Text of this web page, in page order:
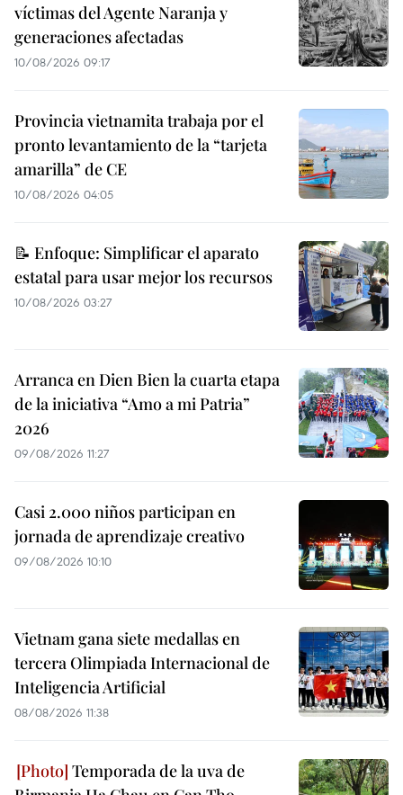
víctimas del Agente Naranja y
generaciones afectadas
10/08/2026 09:17
Provincia vietnamita trabaja por el
pronto levantamiento de la “tarjeta
amarilla” de CE
10/08/2026 04:05
📝 Enfoque: Simplificar el aparato
estatal para usar mejor los recursos
10/08/2026 03:27
Arranca en Dien Bien la cuarta etapa
de la iniciativa “Amo a mi Patria”
2026
09/08/2026 11:27
Casi 2.000 niños participan en
jornada de aprendizaje creativo
09/08/2026 10:10
Vietnam gana siete medallas en
tercera Olimpiada Internacional de
Inteligencia Artificial
08/08/2026 11:38
Temporada de la uva de